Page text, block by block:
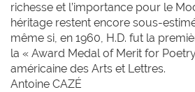
richesse et l’importance pour le
héritage restent encore sous-
même si, en 1960, H.D. fut la
la « Award Medal of Merit for
américaine des Arts et Lettres.
Antoine CAZÉ